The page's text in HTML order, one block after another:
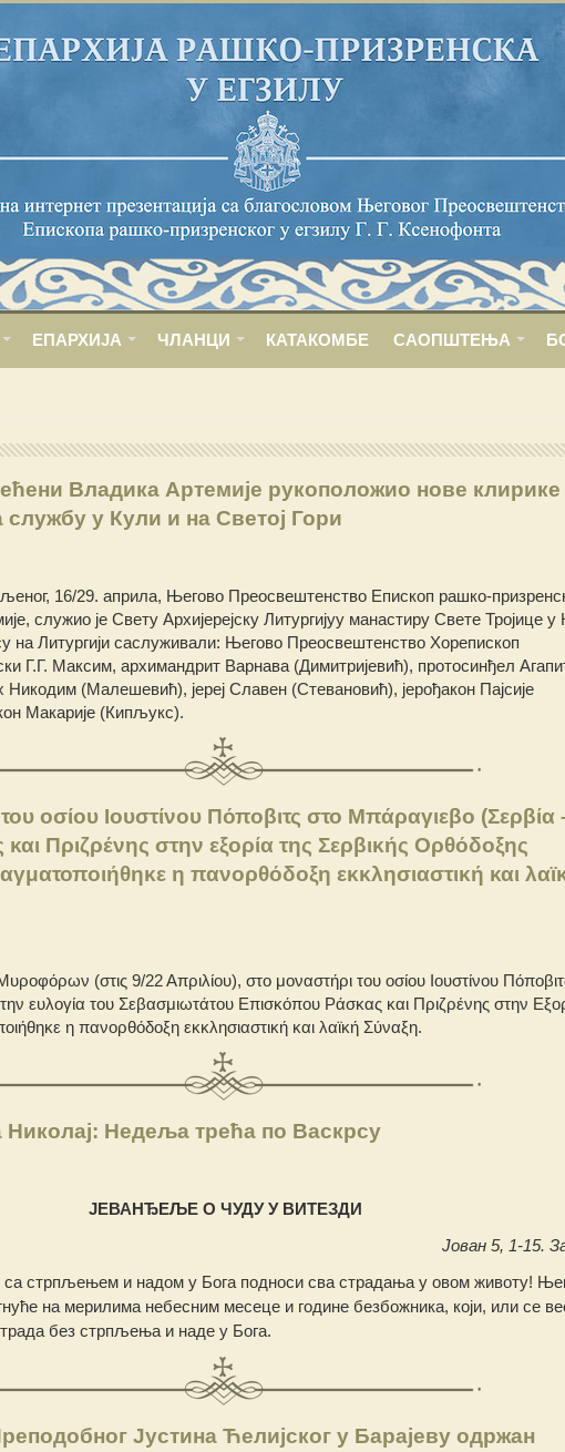
ЕПАРХИЈА ЧЛАНЦИ КАТАКОМБЕ САОПШТЕЊА
Владика Артемије рукоположио нове клирике
службу у Кули и на Светој Гори
16/29. априла, Његово Преосвештенство Епископ рашко-
служио је Свету Архијерејску Литургијуу манастиру Свете Тројице у
на Литургији саслуживали: Његово Преосвештенство Хорепископ
Г.Г. Максим, архимандрит Варнава (Димитријевић), протосинђел
Никодим (Малешевић), јереј Славен (Стевановић), јерођакон Пајсије
Макарије (Кипљукс).
οσίου Ιουστίνου Πόποβιτς στο Μπάραγιεβο (Σερβία
Πριζρένης στην εξορία της Σερβικής Ορθόδοξης
η πανορθόδοξη εκκλησιαστική και
(στις 9/22 Απριλίου), στο μοναστήρι του οσίου Ιουστίνου
ευλογία του Σεβασμιωτάτου Επισκόπου Ράσκας και Πριζρένης στην
η πανορθόδοξη εκκλησιαστική και λαϊκή Σύναξη.
Николај: Недеља трећа по Васкрсу
ЈЕВАНЂЕЉЕ О ЧУДУ У ВИТЕЗДИ
Јован 5, 1-15.
са стрпљењем и надом у Бога подноси сва страдања у овом животу!
на мерилима небесним месеце и године безбожника, који, или се
без стрпљења и наде у Бога.
Јустина Ћелијског у Барајеву одржан